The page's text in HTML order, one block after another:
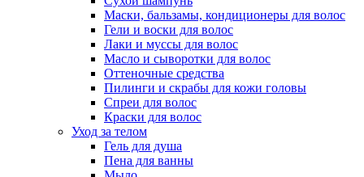
Маски, бальзамы, кондиционеры для волос
Гели и воски для волос
Лаки и муссы для волос
Масло и сыворотки для волос
Оттеночные средства
Пилинги и скрабы для кожи головы
Спреи для волос
Краски для волос
Уход за телом
Гель для душа
Пена для ванны